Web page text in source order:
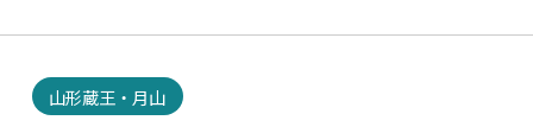
山形蔵王・月山